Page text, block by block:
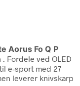
Aorus Fo Q P
. Fordele ved OLED
e-sport med 27
leverer knivskarp